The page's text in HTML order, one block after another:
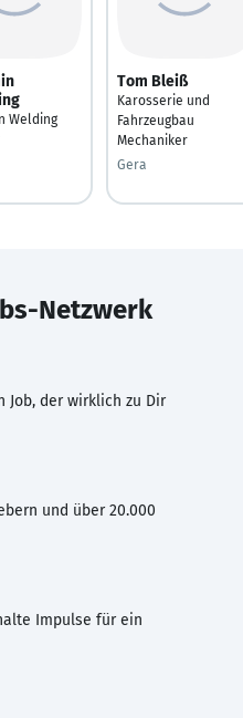
Welding
Tom Bleiß
Karosserie und
Fahrzeugbau
Mechaniker
Gera
Netzwerk
Job, der wirklich zu Dir
und über 20.000
Impulse für ein